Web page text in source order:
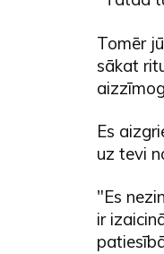
Tomēr
sākat
Es
uz tevi
"Es
ir